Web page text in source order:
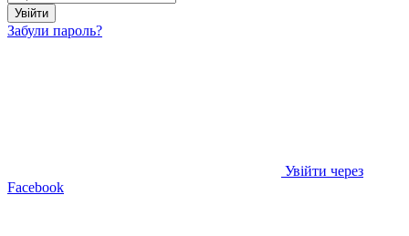
Увійти
Забули пароль?
Увійти через
Facebook